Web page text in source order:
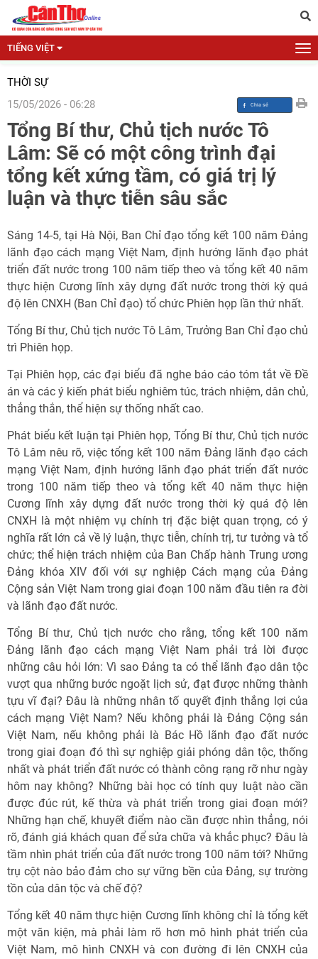
TIẾNG VIỆT
THỜI SỰ
15/05/2026 - 06:28
Tổng Bí thư, Chủ tịch nước Tô
Lâm: Sẽ có một công trình đại
tổng kết xứng tầm, có giá trị lý
luận và thực tiễn sâu sắc
Sáng 14-5, tại Hà Nội, Ban Chỉ đạo tổng kết 100 năm Đảng
lãnh đạo cách mạng Việt Nam, định hướng lãnh đạo phát
triển đất nước trong 100 năm tiếp theo và tổng kết 40 năm
thực hiện Cương lĩnh xây dựng đất nước trong thời kỳ quá
độ lên CNXH (Ban Chỉ đạo) tổ chức Phiên họp lần thứ nhất.
Tổng Bí thư, Chủ tịch nước Tô Lâm, Trưởng Ban Chỉ đạo chủ
trì Phiên họp.
Tại Phiên họp, các đại biểu đã nghe báo cáo tóm tắt về Đề
án và các ý kiến phát biểu nghiêm túc, trách nhiệm, dân chủ,
thẳng thắn, thể hiện sự thống nhất cao.
Phát biểu kết luận tại Phiên họp, Tổng Bí thư, Chủ tịch nước
Tô Lâm nêu rõ, việc tổng kết 100 năm Đảng lãnh đạo cách
mạng Việt Nam, định hướng lãnh đạo phát triển đất nước
trong 100 năm tiếp theo và tổng kết 40 năm thực hiện
Cương lĩnh xây dựng đất nước trong thời kỳ quá độ lên
CNXH là một nhiệm vụ chính trị đặc biệt quan trọng, có ý
nghĩa rất lớn cả về lý luận, thực tiễn, chính trị, tư tưởng và tổ
chức; thể hiện trách nhiệm của Ban Chấp hành Trung ương
Đảng khóa XIV đối với sự nghiệp Cách mạng của Đảng
Cộng sản Việt Nam trong giai đoạn 100 năm đầu tiên ra đời
và lãnh đạo đất nước.
Tổng Bí thư, Chủ tịch nước cho rằng, tổng kết 100 năm
Đảng lãnh đạo cách mạng Việt Nam phải trả lời được
những câu hỏi lớn: Vì sao Đảng ta có thể lãnh đạo dân tộc
vượt qua những bước ngoặt lịch sử, đạt được những thành
tựu vĩ đại? Đâu là những nhân tố quyết định thắng lợi của
cách mạng Việt Nam? Nếu không phải là Đảng Cộng sản
Việt Nam, nếu không phải là Bác Hồ lãnh đạo đất nước
trong giai đoạn đó thì sự nghiệp giải phóng dân tộc, thống
nhất và phát triển đất nước có thành công rạng rỡ như ngày
hôm nay không? Những bài học có tính quy luật nào cần
được đúc rút, kế thừa và phát triển trong giai đoạn mới?
Những hạn chế, khuyết điểm nào cần được nhìn thẳng, nói
rõ, đánh giá khách quan để sửa chữa và khắc phục? Đâu là
tầm nhìn phát triển của đất nước trong 100 năm tới? Những
trụ cột nào bảo đảm cho sự vững bền của Đảng, sự trường
tồn của dân tộc và chế độ?
Tổng kết 40 năm thực hiện Cương lĩnh không chỉ là tổng kết
một văn kiện, mà phải làm rõ hơn mô hình phát triển của
Việt Nam, mô hình CNXH và con đường đi lên CNXH của